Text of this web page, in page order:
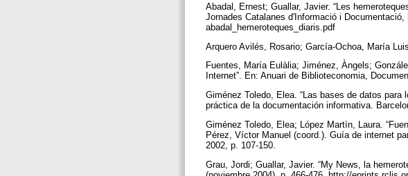
Abadal, Ernest; Guallar, Javier. “Les
Jornades Catalanes d'Informació i
abadal_hemeroteques_diaris.pdf
Arquero Avilés, Rosario; García-Ochoa, María
Fuentes, María Eulàlia; Jiménez, Àngels;
Internet”. En: Anuari de Biblioteconomia,
Giménez Toledo, Elea. “Las bases de datos
práctica de la documentación informativa.
Giménez Toledo, Elea; López Martín, Laura.
Pérez, Víctor Manuel (coord.). Guía de internet
2002, p. 107-150.
Grau, Jordi; Guallar, Javier. “My News, la